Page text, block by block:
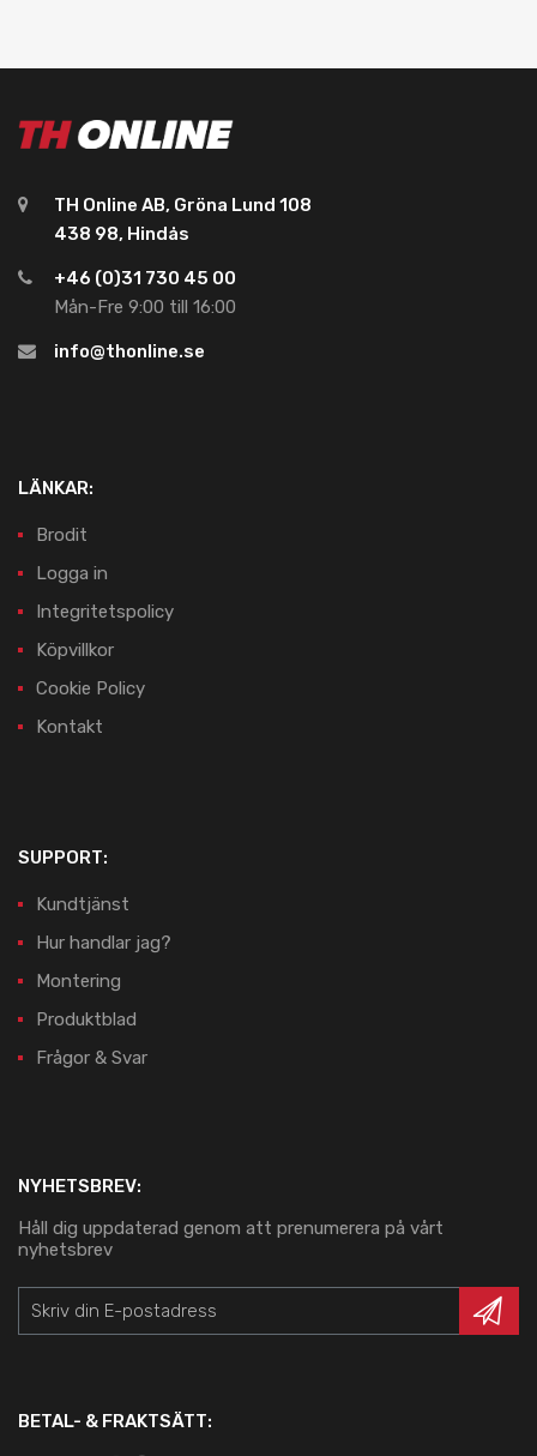
TH Online AB, Gröna Lund 108
438 98, Hindås
+46 (0)31 730 45 00
Mån-Fre 9:00 till 16:00
info@thonline.se
LÄNKAR:
Brodit
Logga in
Integritetspolicy
Köpvillkor
Cookie Policy
Kontakt
SUPPORT:
Kundtjänst
Hur handlar jag?
Montering
Produktblad
Frågor & Svar
NYHETSBREV:
Håll dig uppdaterad genom att prenumerera på vårt
nyhetsbrev
BETAL- & FRAKTSÄTT: